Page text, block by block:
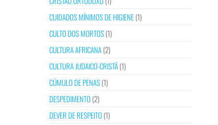
CUIDADOS MÍNIMOS DE HIGIENE(1)
CULTO DOS MORTOS(1)
CULTURA AFRICANA(2)
CULTURA JUDAICO-CRISTÃ(1)
CÚMULO DE PENAS(1)
DESPEDIMENTO (2)
DEVER DE RESPEITO (1)